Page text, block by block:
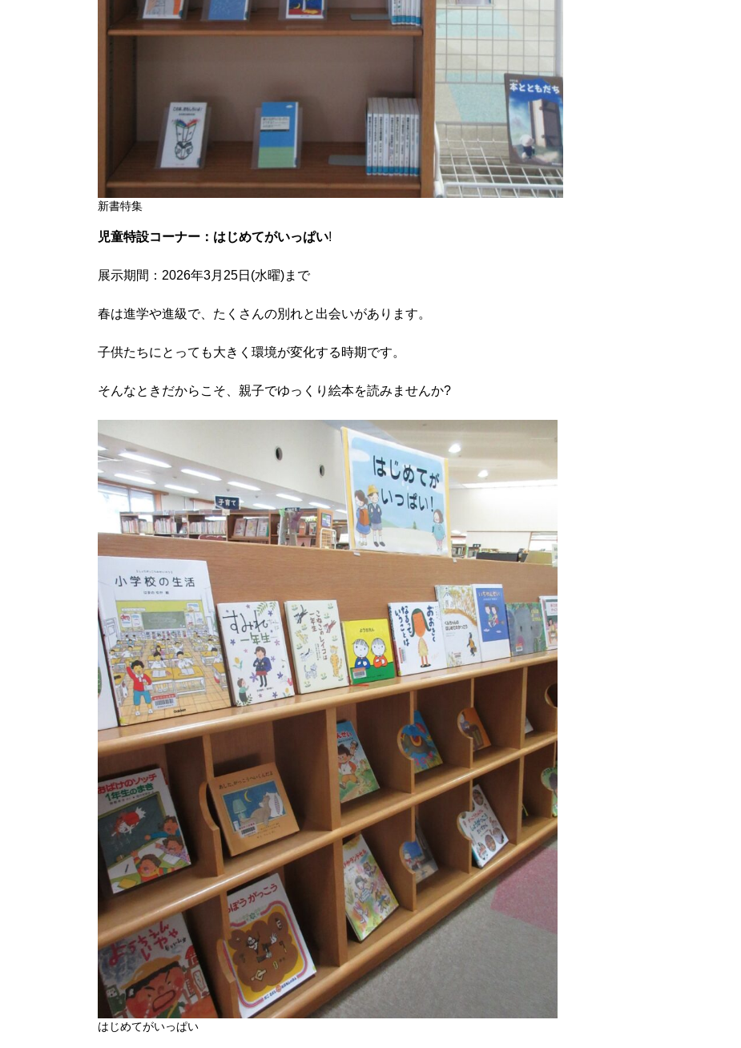
新書特集
児童特設コーナー：はじめてがいっぱい!
展示期間：2026年3月25日(水曜)まで
春は進学や進級で、たくさんの別れと出会いがあります。
子供たちにとっても大きく環境が変化する時期です。
そんなときだからこそ、親子でゆっくり絵本を読みませんか?
はじめてがいっぱい